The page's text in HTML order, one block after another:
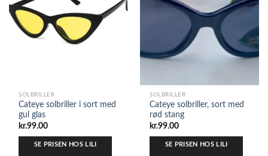
SOLBRILLER
Cateye solbriller i sort med
gul glas
kr.99.00
SE PRISEN HOS LILI
SOLBRILLER
Cateye solbriller, sort med
rød stang
kr.99.00
SE PRISEN HOS LILI